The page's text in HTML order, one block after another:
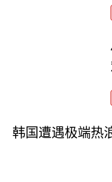
韩国遭遇极端热